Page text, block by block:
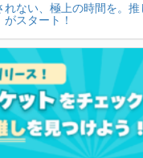
れない、極上の時間を。推
がスタート！